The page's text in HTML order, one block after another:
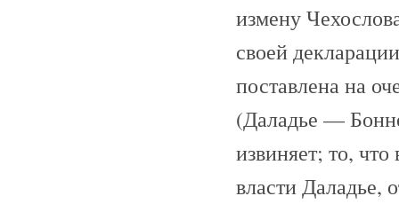
измену
своей
поставлена на
(Даладье —
извиняет; то,
власти Даладье,